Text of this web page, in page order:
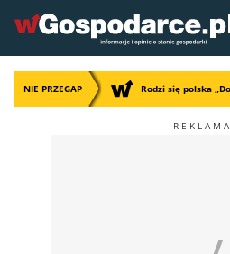
NIE PRZEGAP Rodzi się polska